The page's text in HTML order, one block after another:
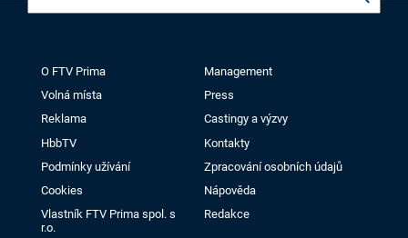
O FTV Prima
Management
Volná místa
Press
Reklama
Castingy a výzvy
HbbTV
Kontakty
Podmínky užívání
Zpracování osobních údajů
Cookies
Nápověda
Vlastník FTV Prima spol. s
r.o.
Redakce